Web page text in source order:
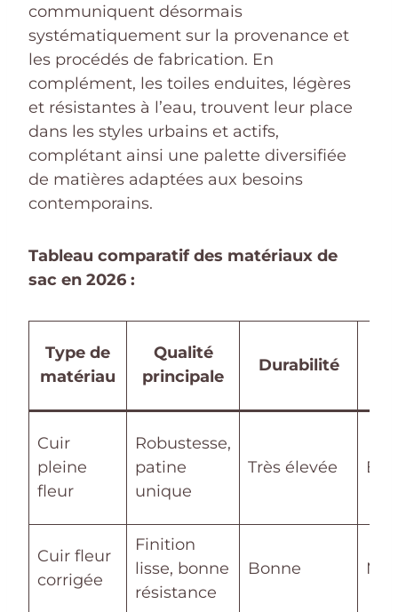
communiquent désormais
systématiquement sur la provenance et
les procédés de fabrication. En
complément, les toiles enduites, légères
et résistantes à l’eau, trouvent leur place
dans les styles urbains et actifs,
complétant ainsi une palette diversifiée
de matières adaptées aux besoins
contemporains.
Tableau comparatif des matériaux de
sac en 2026 :
Type de
matériau
Qualité
principale
Durabilité
Cuir
pleine
fleur
Robustesse,
patine
unique
Très élevée
Cuir fleur
corrigée
Finition
lisse, bonne
résistance
Bonne